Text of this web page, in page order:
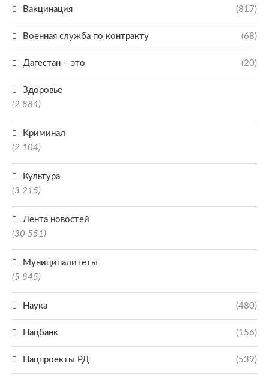
Вакцинация (817)
Военная служба по контракту (68)
Дагестан – это (20)
Здоровье
(2 884)
Криминал
(2 104)
Культура
(3 215)
Лента новостей
(30 551)
Муниципалитеты
(5 845)
Наука (480)
Нацбанк (156)
Нацпроекты РД (539)